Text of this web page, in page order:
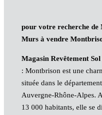
pour votre recherche de
Murs à vendre
Magasin Revêtement
: Montbrison est une
située dans le
Auvergne-Rhône-Alpes.
13 000 habitants, elle se